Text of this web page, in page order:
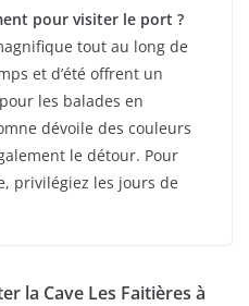
pour visiter le port ?
tout au long de
et d’été offrent un
les balades en
dévoile des couleurs
le détour. Pour
privilégiez les jours de
la Cave Les Faitières à